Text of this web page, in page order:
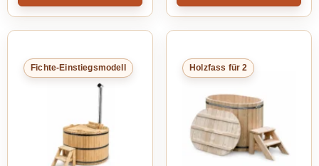
Fichte-Einstiegsmodell Holzfass für 2